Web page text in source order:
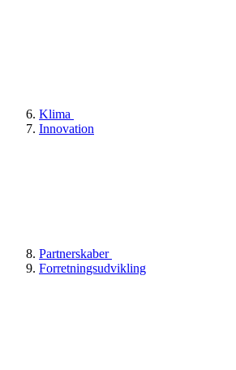
Klima
Innovation
Partnerskaber
Forretningsudvikling